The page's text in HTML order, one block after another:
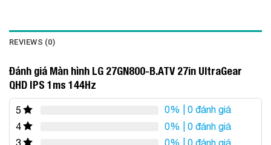
REVIEWS (0)
Đánh giá Màn hình LG 27GN800-B.ATV 27in UltraGear
QHD IPS 1ms 144Hz
5 0% | 0 đánh giá
4
0% | 0 đánh giá
0% | 0 đánh giá